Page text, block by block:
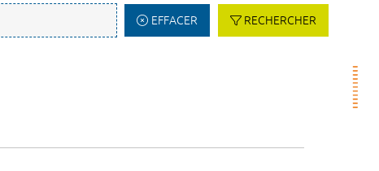
EFFACER RECHERCHER